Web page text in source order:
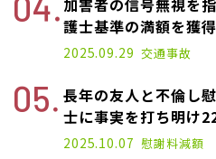
加害者の信号無視を
護士基準の満額を獲得
2025.09.29 交通事故
長年の友人と不倫し
士に事実を打ち明け
2025.10.07 慰謝料減額